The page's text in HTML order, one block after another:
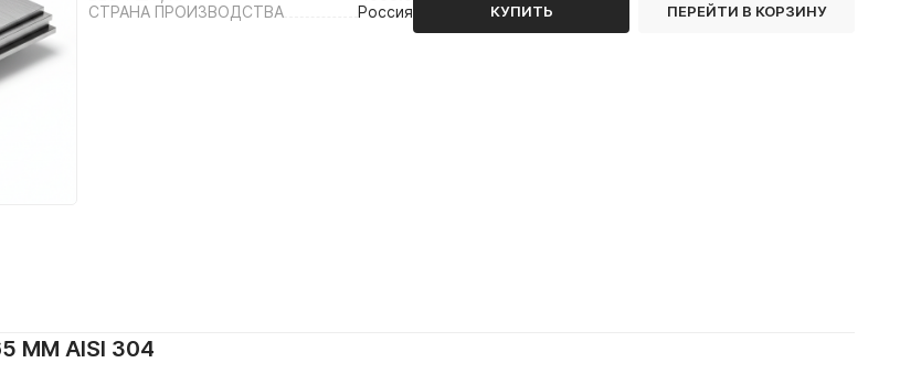
СТРАНА ПРОИЗВОДСТВА
Россия КУПИТЬ ПЕРЕЙТИ В КОРЗИНУ
ММ AISI 304